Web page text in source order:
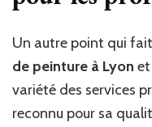
Un autre point qui
de peinture à Lyon
variété des services
reconnu pour sa